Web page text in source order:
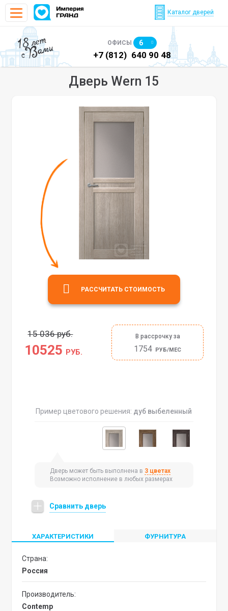
Каталог дверей
18 лет
с Вами ОФИСЫ 6
640 90 48 +7 (812) 640 90 48
Дверь Wern 15
15 036 руб.
10525 РУБ.
В рассрочку за
1754 РУБ/МЕС
РАССЧИТАТЬ СТОИМОСТЬ
Пример цветового решения: дуб выбеленный
Дверь может быть выполнена в 3 цветах
Возможно исполнение в любых размерах
Сравнить дверь
ХАРАКТЕРИСТИКИ ФУРНИТУРА
Страна:
Россия
Производитель:
Contemp